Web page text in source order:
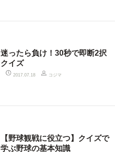
迷ったら負け！30秒で即断2択
クイズ
2017.07.18 コジマ
【野球観戦に役立つ】クイズで
学ぶ野球の基本知識